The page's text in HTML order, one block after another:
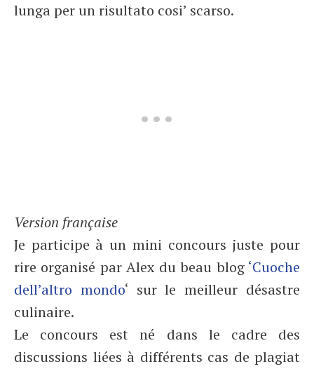
lunga per un risultato cosi’ scarso.
Version française
Je participe à un mini concours juste pour
rire organisé par Alex du beau blog ‘Cuoche
dell’altro mondo‘ sur le meilleur désastre
culinaire.
Le concours est né dans le cadre des
discussions liées à différents cas de plagiat